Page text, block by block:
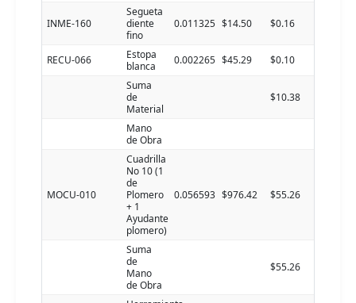
INME-160
Segueta
diente
fino
0.011325 $14.50 $0.16
RECU-066
Estopa
blanca
0.002265 $45.29
$0.10
Suma
de
Material
$10.38
Mano
de Obra
MOCU-010
Cuadrilla
No 10 (1
de
Plomero
+ 1
Ayudante
plomero)
0.056593 $976.42 $55.26
Suma
de
Mano
de Obra
$55.26